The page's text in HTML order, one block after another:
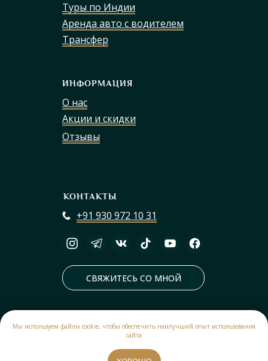
Мы используем файлы cookie, чтобы обеспечить наилучший опыт использования
сайта
ЗАПИСАТЬСЯ
"
"
© 2026 GoaTUT
Все права защищены авторским правом
Трансфер
Аренда авто с водителем
Туры по Индии
ИНФОРМАЦИЯ
О нас
Акции и скидки
Отзывы
КОНТАКТЫ
+91 930 972 10 31
СВЯЖИТЕСЬ СО МНОЙ